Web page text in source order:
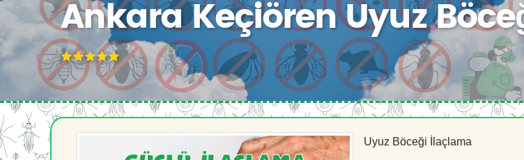
Ankara Keçiören Uyuz
Uyuz Böceği İlaçlama